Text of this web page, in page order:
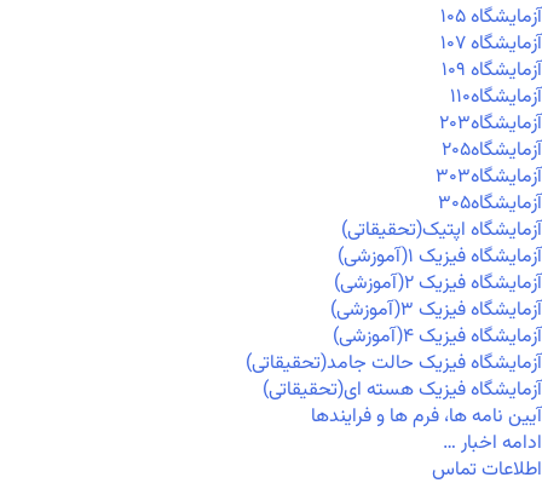
آزمايشگاه ۱۰۵
آزمايشگاه ۱۰۷
آزمايشگاه ۱۰۹
آزمايشگاه۱۱۰
آزمايشگاه۲۰۳
آزمايشگاه۲۰۵
آزمايشگاه۳۰۳
آزمايشگاه۳۰۵
آزمایشگاه اپتیک(تحقیقاتی)
آزمایشگاه فیزیک ۱(آموزشی)
آزمایشگاه فیزیک ۲(آموزشی)
آزمایشگاه فیزیک ۳(آموزشی)
آزمایشگاه فیزیک ۴(آموزشی)
آزمایشگاه فیزیک حالت جامد(تحقیقاتی)
آزمایشگاه فیزیک هسته ای(تحقیقاتی)
آیین نامه ها، فرم ها و فرایندها
ادامه اخبار …
اطلاعات تماس